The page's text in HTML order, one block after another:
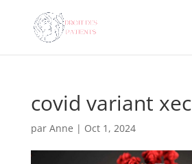
covid variant xec
par Anne | Oct 1, 2024